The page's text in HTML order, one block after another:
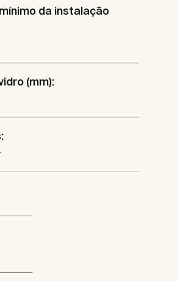
da instalação
(mm):